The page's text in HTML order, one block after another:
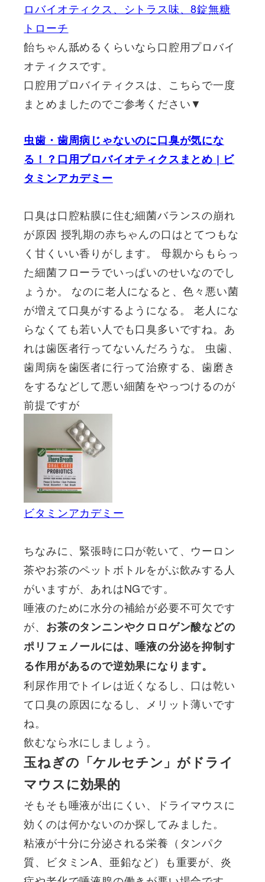
ロバイオティクス、シトラス味、8錠無糖
トローチ
飴ちゃん舐めるくらいなら口腔用プロバイ
オティクスです。
口腔用プロバイティクスは、こちらで一度
まとめましたのでご参考ください▼
虫歯・歯周病じゃないのに口臭が気にな
る！？口用プロバイオティクスまとめ | ビ
タミンアカデミー
口臭は口腔粘膜に住む細菌バランスの崩れ
が原因 授乳期の赤ちゃんの口はとてつもな
く甘くいい香りがします。 母親からもらっ
た細菌フローラでいっぱいのせいなのでし
ょうか。 なのに老人になると、色々悪い菌
が増えて口臭がするようになる。 老人にな
らなくても若い人でも口臭多いですね。あ
れは歯医者行ってないんだろうな。 虫歯、
歯周病を歯医者に行って治療する、歯磨き
をするなどして悪い細菌をやっつけるのが
前提ですが
ビタミンアカデミー
ちなみに、緊張時に口が乾いて、ウーロン
茶やお茶のペットボトルをがぶ飲みする人
がいますが、あれはNGです。
唾液のために水分の補給が必要不可欠です
が、 お茶のタンニンやクロロゲン酸などの
ポリフェノールには、唾液の分泌を抑制す
る作用があるので逆効果になります。
利尿作用でトイレは近くなるし、口は乾い
て口臭の原因になるし、メリット薄いです
ね。
飲むなら水にしましょう。
玉ねぎの「ケルセチン」がドライ
マウスに効果的
そもそも唾液が出にくい、ドライマウスに
効くのは何かないのか探してみました。
粘液が十分に分泌される栄養（タンパク
質、ビタミンA、亜鉛など）も重要が、炎